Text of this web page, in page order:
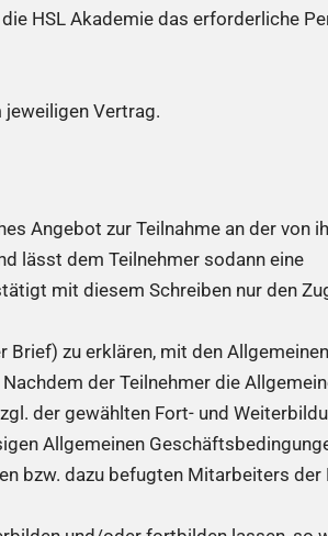
HSL Akademie das erforderliche
jeweiligen Vertrag.
Angebot zur Teilnahme an der von
lässt dem Teilnehmer sodann eine
mit diesem Schreiben nur den
Brief) zu erklären, mit den Allgemeinen
der Teilnehmer die
der gewählten Fort- und
Allgemeinen
bzw. dazu befugten Mitarbeiters der